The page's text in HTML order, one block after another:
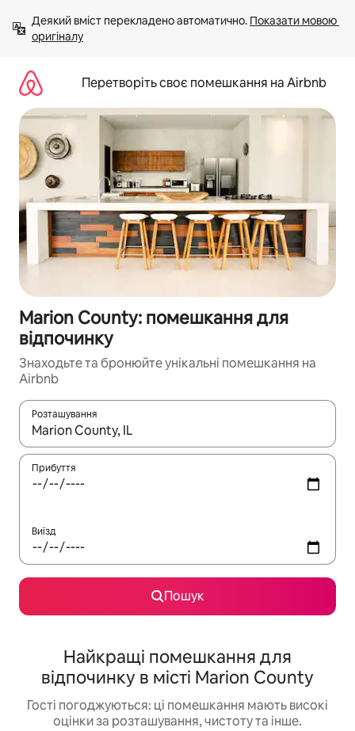
вмісту
Деякий вміст перекладено автоматично. Показати мовою
оригіналу
Перетворіть своє помешкання на Airbnb
Marion County: помешкання для
відпочинку
Знаходьте та бронюйте унікальні помешкання на
Airbnb
Розташування
Отримавши результати пошуку, використовуйте для
Прибуття
Виїзд
Пошук
Найкращі помешкання для
відпочинку в місті Marion County
Гості погоджуються: ці помешкання мають високі
оцінки за розташування, чистоту та інше.